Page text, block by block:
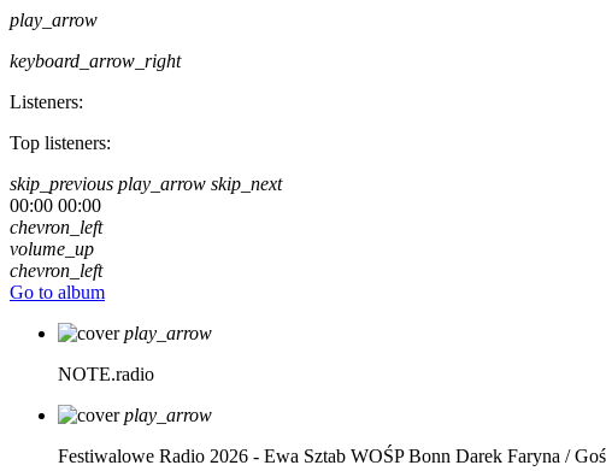
play_arrow
keyboard_arrow_right
Listeners:
Top listeners:
skip_previous play_arrow skip_next
00:00 00:00
chevron_left
volume_up
chevron_left
Go to album
play_arrow
NOTE.radio
play_arrow
Festiwalowe Radio 2026 - Ewa Sztab WOŚP Bonn Darek Faryna /